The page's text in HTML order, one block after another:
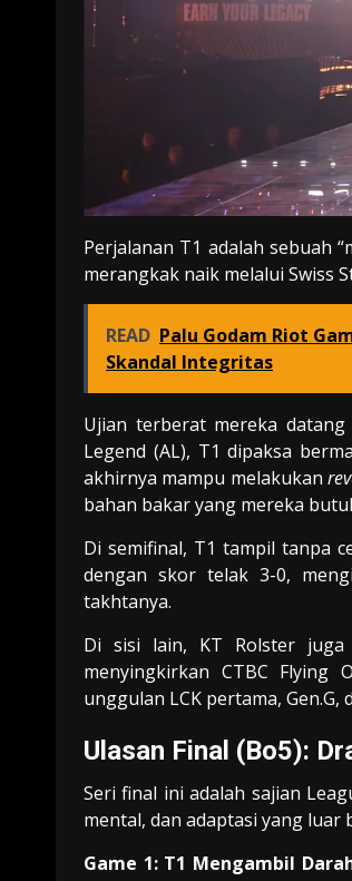
Perjalanan T1 adalah sebuah
merangkak naik melalui Swiss
READ Palu Godam Riot
Skandal Integritas
Ujian terberat mereka
Legend (AL), T1 dipaksa
akhirnya mampu melakukan
bahan bakar yang mereka
Di semifinal, T1 tampil tanpa
dengan skor telak 3-0,
takhtanya.
Di sisi lain, KT Rolster juga
menyingkirkan CTBC Flying
unggulan LCK pertama,
Ulasan Final (Bo5):
Seri final ini adalah sajian
mental, dan adaptasi yang luar
Game 1: T1 Mengambil